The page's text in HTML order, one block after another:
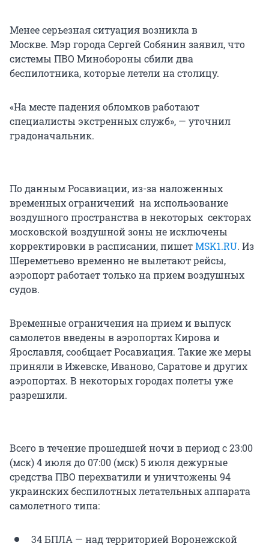
Менее серьезная ситуация возникла в
Москве. Мэр города Сергей Собянин заявил, что
системы ПВО Минобороны сбили два
беспилотника, которые летели на столицу.
«На месте падения обломков работают
специалисты экстренных служб», — уточнил
градоначальник.
По данным Росавиации, из-за наложенных
временных ограничений на использование
воздушного пространства в некоторых секторах
московской воздушной зоны не исключены
корректировки в расписании, пишетMSK1.RU. Из
Шереметьево временно не вылетают рейсы,
аэропорт работает только на прием воздушных
судов.
Временные ограничения на прием и выпуск
самолетов введены в аэропортах Кирова и
Ярославля, сообщает Росавиация. Такие же меры
приняли в Ижевске, Иваново, Саратове и других
аэропортах. В некоторых городах полеты уже
разрешили.
Всего в течение прошедшей ночи в период с 23:00
(мск) 4 июля до 07:00 (мск) 5 июля дежурные
средства ПВО перехватили и уничтожены 94
украинских беспилотных летательных аппарата
самолетного типа:
34 БПЛА — над территорией Воронежской